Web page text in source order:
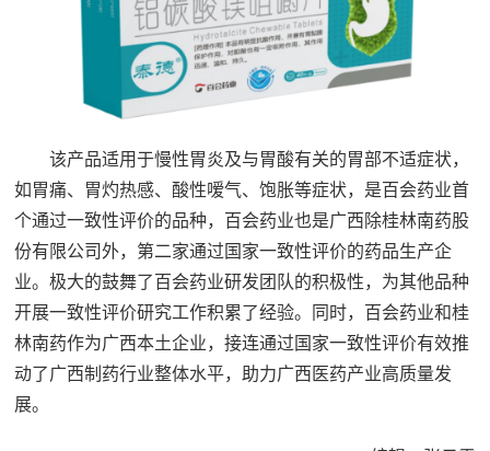
该产品适用于慢性胃炎及与胃酸有关的胃部不适症状，
如胃痛、胃灼热感、酸性嗳气、饱胀等症状，是百会药业首
个通过一致性评价的品种，百会药业也是广西除桂林南药股
份有限公司外，第二家通过国家一致性评价的药品生产企
业。极大的鼓舞了百会药业研发团队的积极性，为其他品种
开展一致性评价研究工作积累了经验。同时，百会药业和桂
林南药作为广西本土企业，接连通过国家一致性评价有效推
动了广西制药行业整体水平，助力广西医药产业高质量发
展。